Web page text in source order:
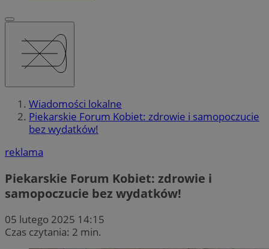
Wiadomości lokalne
Piekarskie Forum Kobiet: zdrowie i samopoczucie
bez wydatków!
reklama
Piekarskie Forum Kobiet: zdrowie i
samopoczucie bez wydatków!
05 lutego 2025 14:15
Czas czytania: 2 min.